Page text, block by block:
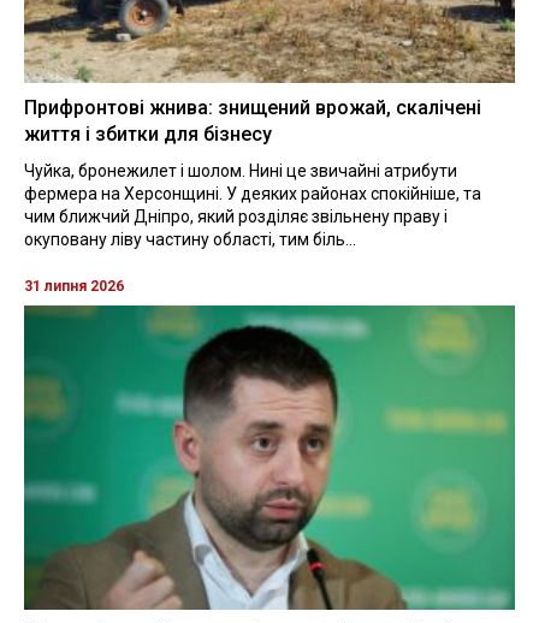
Прифронтові жнива: знищений врожай, скалічені
життя і збитки для бізнесу
Чуйка, бронежилет і шолом. Нині це звичайні атрибути
фермера на Херсонщині. У деяких районах спокійніше, та
чим ближчий Дніпро, який розділяє звільнену праву і
окуповану ліву частину області, тим біль...
31 липня 2026